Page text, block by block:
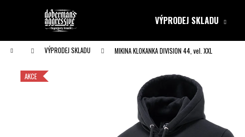
VÝPRODEJ SKLADU
Domů VÝPRODEJ SKLADU MIKINA KLOKANKA DIVISION 44, vel. XXL
AKCE
í
Zpět
do obchodu
Zpět
do obchodu